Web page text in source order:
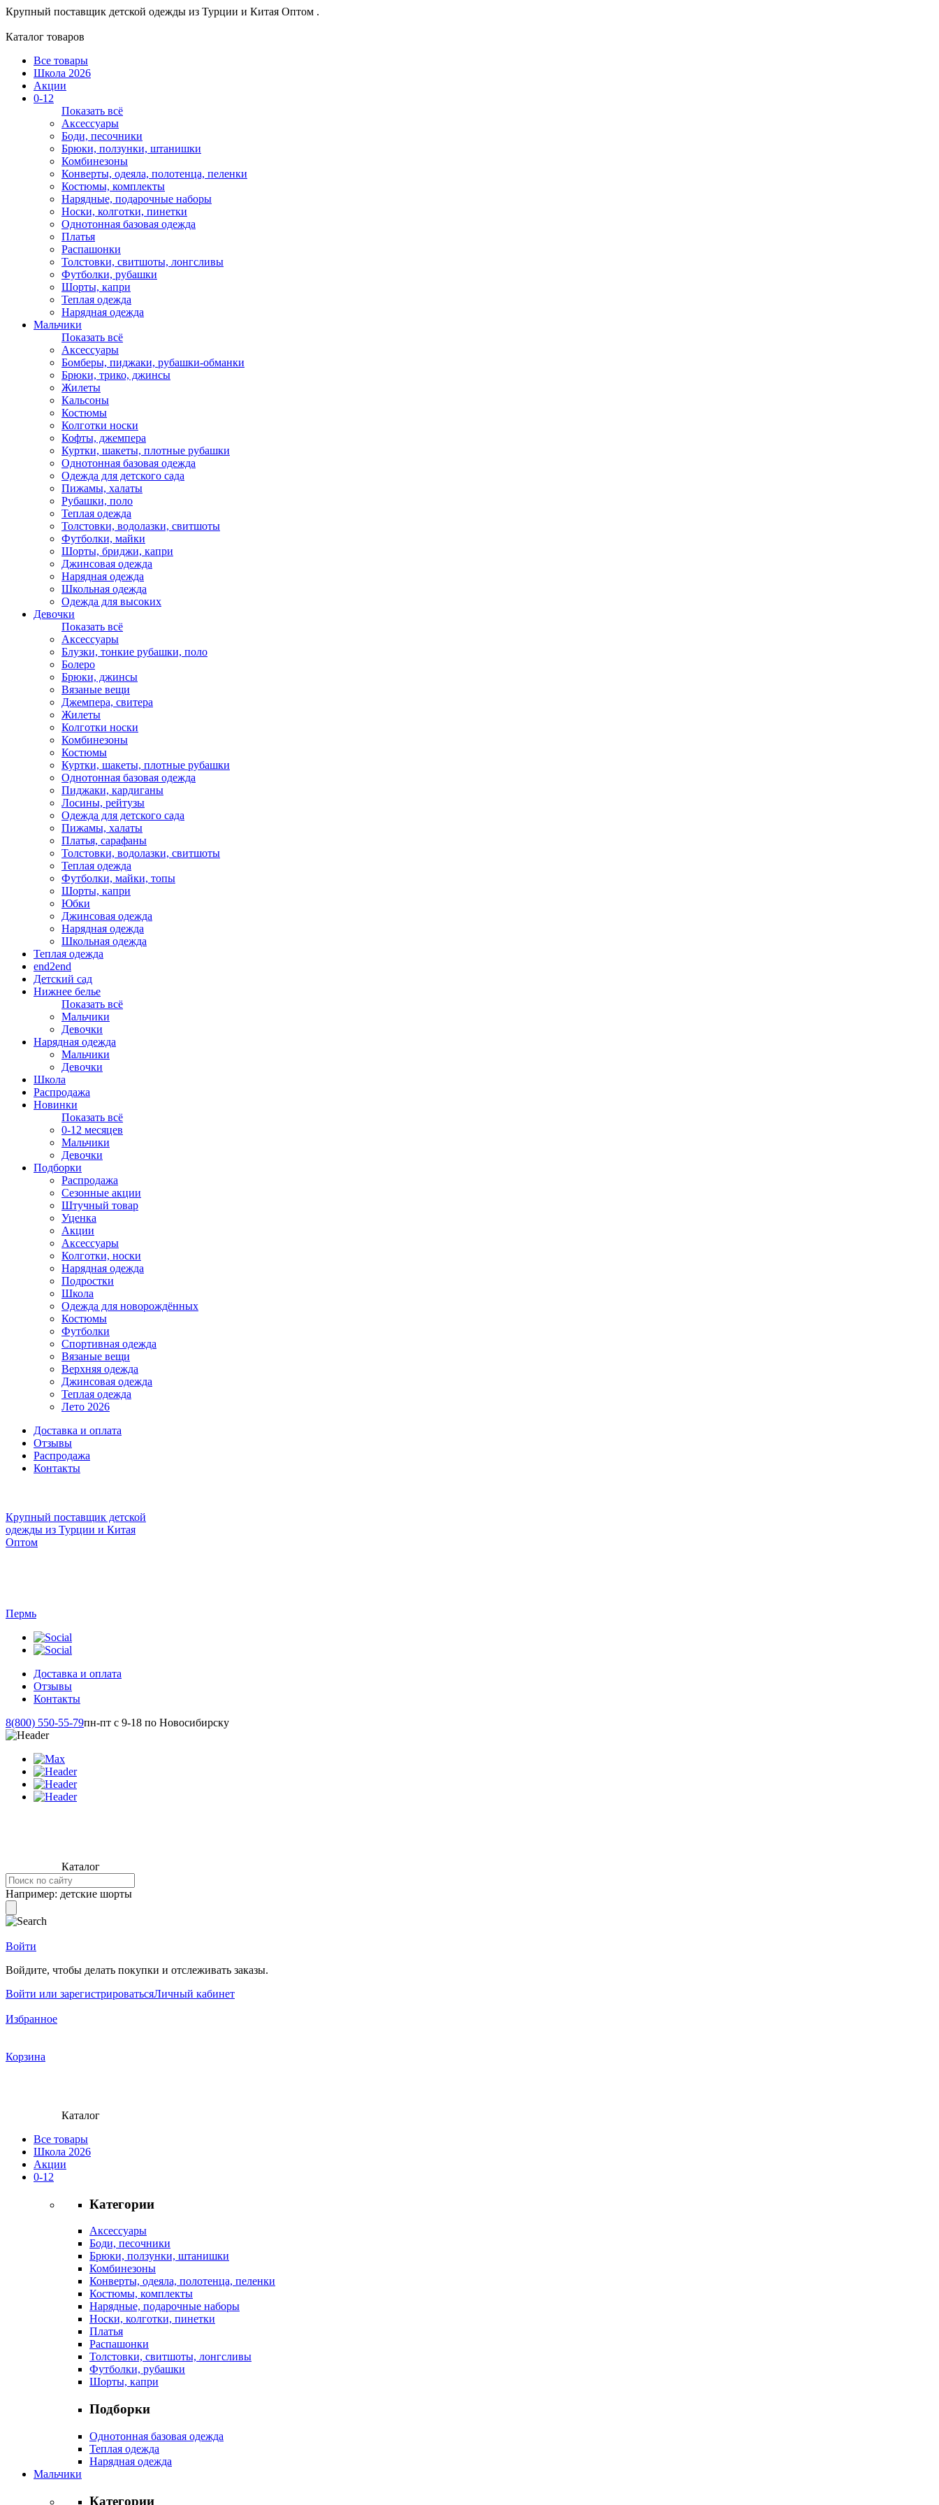
Крупный поставщик детской одежды из Турции и Китая Оптом .
Каталог товаров
Все товары
Школа 2026
Акции
0-12
Показать всё
Аксессуары
Боди, песочники
Брюки, ползунки, штанишки
Комбинезоны
Конверты, одеяла, полотенца, пеленки
Костюмы, комплекты
Нарядные, подарочные наборы
Носки, колготки, пинетки
Однотонная базовая одежда
Платья
Распашонки
Толстовки, свитшоты, лонгсливы
Футболки, рубашки
Шорты, капри
Теплая одежда
Нарядная одежда
Мальчики
Показать всё
Аксессуары
Бомберы, пиджаки, рубашки-обманки
Брюки, трико, джинсы
Жилеты
Кальсоны
Костюмы
Колготки носки
Кофты, джемпера
Куртки, шакеты, плотные рубашки
Однотонная базовая одежда
Одежда для детского сада
Пижамы, халаты
Рубашки, поло
Теплая одежда
Толстовки, водолазки, свитшоты
Футболки, майки
Шорты, бриджи, капри
Джинсовая одежда
Нарядная одежда
Школьная одежда
Одежда для высоких
Девочки
Показать всё
Аксессуары
Блузки, тонкие рубашки, поло
Болеро
Брюки, джинсы
Вязаные вещи
Джемпера, свитера
Жилеты
Колготки носки
Комбинезоны
Костюмы
Куртки, шакеты, плотные рубашки
Однотонная базовая одежда
Пиджаки, кардиганы
Лосины, рейтузы
Одежда для детского сада
Пижамы, халаты
Платья, сарафаны
Толстовки, водолазки, свитшоты
Теплая одежда
Футболки, майки, топы
Шорты, капри
Юбки
Джинсовая одежда
Нарядная одежда
Школьная одежда
Теплая одежда
end2end
Детский сад
Нижнее белье
Показать всё
Мальчики
Девочки
Нарядная одежда
Мальчики
Девочки
Школа
Распродажа
Новинки
Показать всё
0-12 месяцев
Мальчики
Девочки
Подборки
Распродажа
Сезонные акции
Штучный товар
Уценка
Акции
Аксессуары
Колготки, носки
Нарядная одежда
Подростки
Школа
Одежда для новорождённых
Костюмы
Футболки
Спортивная одежда
Вязаные вещи
Верхняя одежда
Джинсовая одежда
Теплая одежда
Лето 2026
Доставка и оплата
Отзывы
Распродажа
Контакты
Крупный поставщик детской
одежды из Турции и Китая
Оптом
Пермь
Доставка и оплата
Отзывы
Контакты
8(800) 550-55-79пн-пт с 9-18 по Новосибирску
Каталог
Например: детские шорты
Войти
Войдите, чтобы делать покупки и отслеживать заказы.
Войти или зарегистрироватьсяЛичный кабинет
Избранное
Корзина
Каталог
Все товары
Школа 2026
Акции
0-12
Категории
Аксессуары
Боди, песочники
Брюки, ползунки, штанишки
Комбинезоны
Конверты, одеяла, полотенца, пеленки
Костюмы, комплекты
Нарядные, подарочные наборы
Носки, колготки, пинетки
Платья
Распашонки
Толстовки, свитшоты, лонгсливы
Футболки, рубашки
Шорты, капри
Подборки
Однотонная базовая одежда
Теплая одежда
Нарядная одежда
Мальчики
Категории